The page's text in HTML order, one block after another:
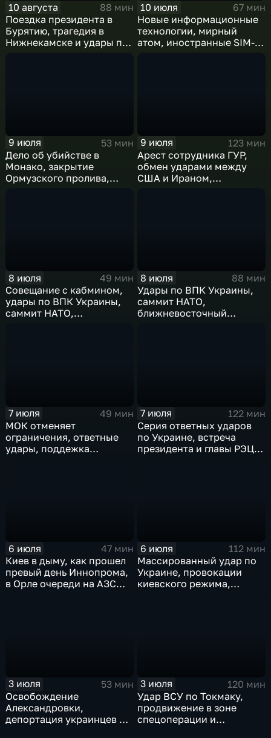
10 августа
88 мин
Поездка президента в
Бурятию, трагедия в
Нижнекамске и удары по
10 июля
67 мин
Новые информационные
технологии, мирный
атом, иностранные SIM-
9 июля
53 мин
Дело об убийстве в
Монако, закрытие
Ормузского пролива,
9 июля
123 мин
Арест сотрудника ГУР,
обмен ударами между
США и Ираном,
8 июля
49 мин
Совещание с кабмином,
удары по ВПК Украины,
саммит НАТО,
8 июля
88 мин
Удары по ВПК Украины,
саммит НАТО,
ближневосточный
7 июля
49 мин
МОК отменяет
ограничения, ответные
удары, поддежка
7 июля
122 мин
Серия ответных ударов
по Украине, встреча
президента и главы РЭЦ,
6 июля
47 мин
Киев в дыму, как прошел
превый день Иннопрома,
в Орле очереди на АЗС
6 июля
112 мин
Массированный удар по
Украине, провокации
киевского режима,
3 июля
53 мин
Освобождение
Александровки,
депортация украинцев из
3 июля
120 мин
Удар ВСУ по Токмаку,
продвижение в зоне
спецоперации и